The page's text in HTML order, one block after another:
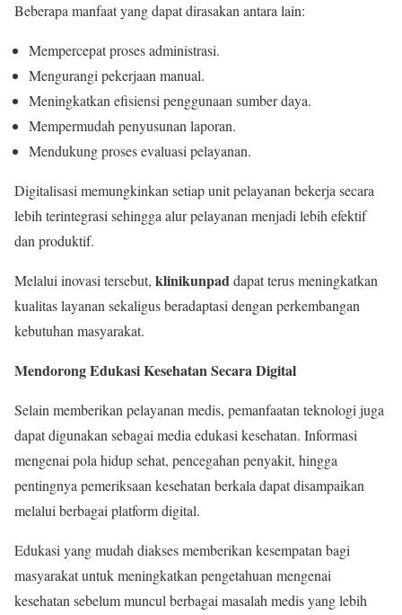
Beberapa manfaat yang dapat dirasakan antara lain:
Mempercepat proses administrasi.
Mengurangi pekerjaan manual.
Meningkatkan efisiensi penggunaan sumber daya.
Mempermudah penyusunan laporan.
Mendukung proses evaluasi pelayanan.
Digitalisasi memungkinkan setiap unit pelayanan bekerja secara
lebih terintegrasi sehingga alur pelayanan menjadi lebih efektif
dan produktif.
Melalui inovasi tersebut, klinikunpaddapat terus meningkatkan
kualitas layanan sekaligus beradaptasi dengan perkembangan
kebutuhan masyarakat.
Mendorong Edukasi Kesehatan Secara Digital
Selain memberikan pelayanan medis, pemanfaatan teknologi juga
dapat digunakan sebagai media edukasi kesehatan. Informasi
mengenai pola hidup sehat, pencegahan penyakit, hingga
pentingnya pemeriksaan kesehatan berkala dapat disampaikan
melalui berbagai platform digital.
Edukasi yang mudah diakses memberikan kesempatan bagi
masyarakat untuk meningkatkan pengetahuan mengenai
kesehatan sebelum muncul berbagai masalah medis yang lebih